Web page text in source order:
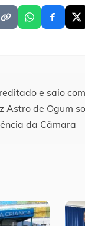
e saio com
Astro de Ogum
da Câmara